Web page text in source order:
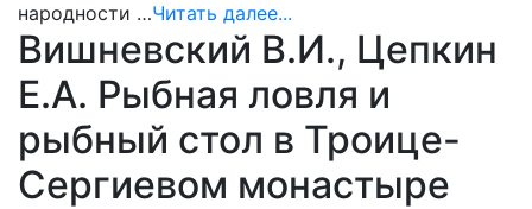
народности …Читать далее...
Вишневский В.И., Цепкин
Е.А. Рыбная ловля и
рыбный стол в Троице-
Сергиевом монастыре